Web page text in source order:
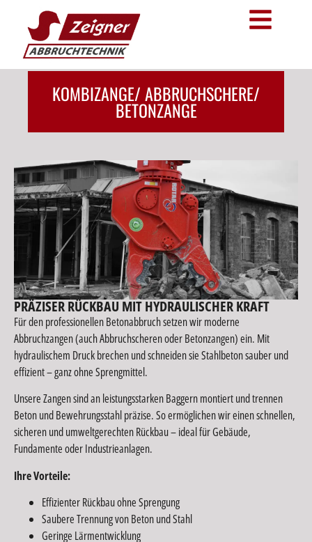
KOMBIZANGE/ ABBRUCHSCHERE/
BETONZANGE
PRÄZISER RÜCKBAU MIT HYDRAULISCHER KRAFT
Für den professionellen Betonabbruch setzen wir moderne
Abbruchzangen (auch Abbruchscheren oder Betonzangen) ein. Mit
hydraulischem Druck brechen und schneiden sie Stahlbeton sauber und
effizient – ganz ohne Sprengmittel.
Unsere Zangen sind an leistungsstarken Baggern montiert und trennen
Beton und Bewehrungsstahl präzise. So ermöglichen wir einen schnellen,
sicheren und umweltgerechten Rückbau – ideal für Gebäude,
Fundamente oder Industrieanlagen.
Ihre Vorteile:
Effizienter Rückbau ohne Sprengung
Saubere Trennung von Beton und Stahl
Geringe Lärmentwicklung